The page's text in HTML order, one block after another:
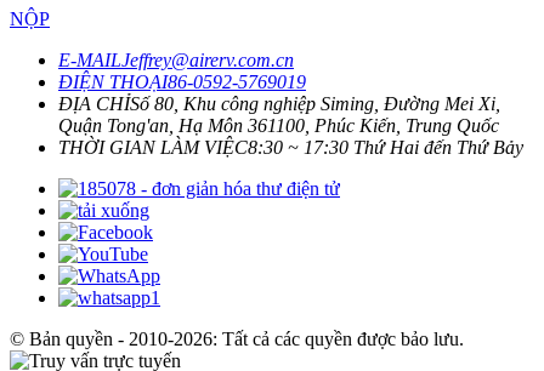
NỘP
E-MAILJeffrey@airerv.com.cn
ĐIỆN THOẠI86-0592-5769019
ĐỊA CHỈSố 80, Khu công nghiệp Siming, Đường Mei Xi,
Quận Tong'an, Hạ Môn 361100, Phúc Kiến, Trung Quốc
THỜI GIAN LÀM VIỆC8:30 ~ 17:30 Thứ Hai đến Thứ Bảy
© Bản quyền - 2010-2026: Tất cả các quyền được bảo lưu.